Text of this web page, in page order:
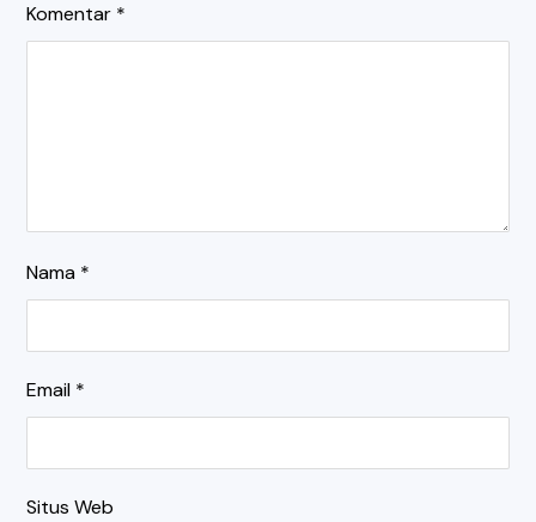
Komentar *
Nama *
Email *
Situs Web